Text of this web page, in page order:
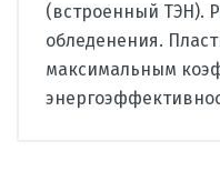
(встроенный ТЭН).
обледенения.
максимальным